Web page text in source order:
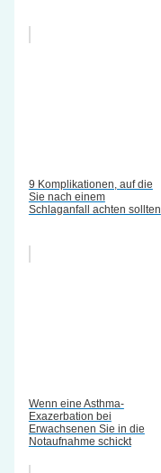
9 Komplikationen, auf die
Sie nach einem
Schlaganfall achten sollten
Wenn eine Asthma-
Exazerbation bei
Erwachsenen Sie in die
Notaufnahme schickt